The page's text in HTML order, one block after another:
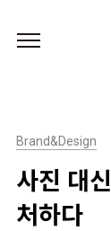
Brand&Design
사진 대
처하다